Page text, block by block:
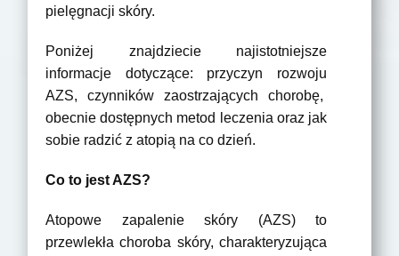
pielęgnacji skóry.
Poniżej znajdziecie najistotniejsze
informacje dotyczące: przyczyn rozwoju
AZS, czynników zaostrzających chorobę,
obecnie dostępnych metod leczenia oraz jak
sobie radzić z atopią na co dzień.
Co to jest AZS?
Atopowe zapalenie skóry (AZS) to
przewlekła choroba skóry, charakteryzująca